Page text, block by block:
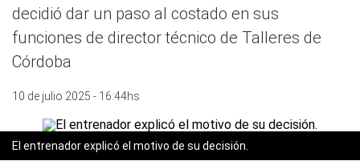
decidió dar un paso al costado en sus
funciones de director técnico de Talleres de
Córdoba
10 de julio 2025 - 16:44hs
El entrenador explicó el motivo de su decisión.